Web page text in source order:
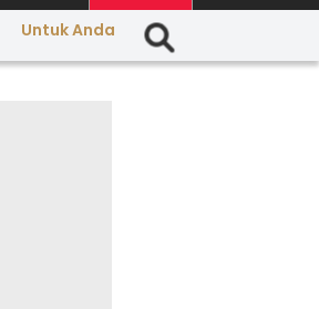
Untuk Anda